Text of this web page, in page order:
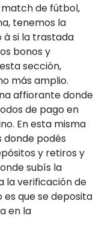
de fútbol,
tenemos la
si la trastada
bonos y
sección,
más amplio.
affiorante donde
de pago en
En esta misma
podés
y retiros y
subís la
la verificación de
que se deposita
en la